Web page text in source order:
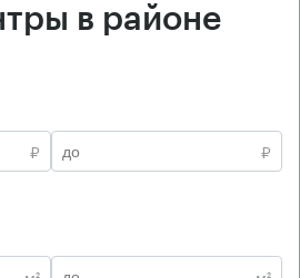
в районе
₽
₽